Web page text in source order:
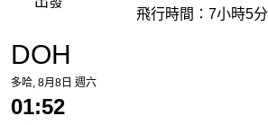
DOH
多哈, 8月8日 週六
01:52
飛行時間：7小時5分